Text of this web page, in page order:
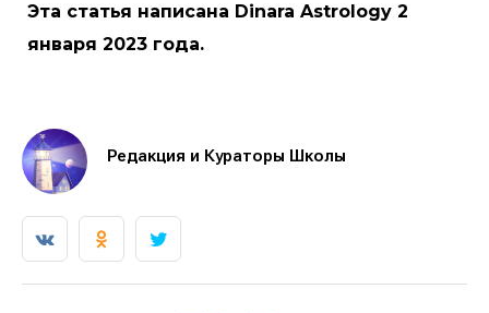
Эта статья написана Dinara Astrology 2
января 2023 года.
Редакция и Кураторы Школы